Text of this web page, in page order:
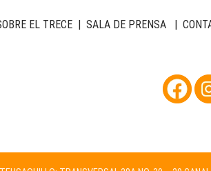
EL TRECE | SALA DE PRENSA |